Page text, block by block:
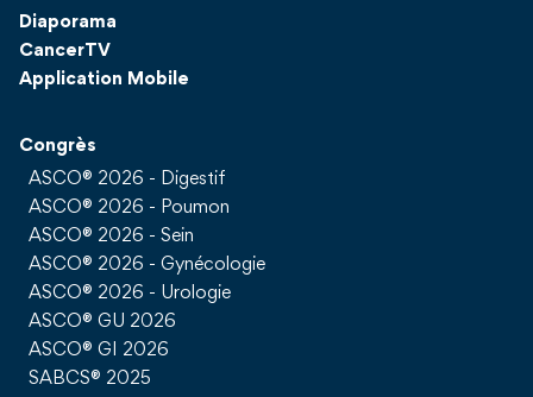
Diaporama
CancerTV
Application Mobile
Congrès
ASCO® 2026 - Digestif
ASCO® 2026 - Poumon
ASCO® 2026 - Sein
ASCO® 2026 - Gynécologie
ASCO® 2026 - Urologie
ASCO® GU 2026
ASCO® GI 2026
SABCS® 2025